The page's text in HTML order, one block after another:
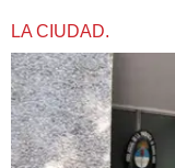
LA CIUDAD.